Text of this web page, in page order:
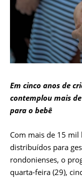
Em cinco anos de
contemplou mais
para o bebê
Com mais de 15 mil
distribuídos para
rondonienses, o
quarta-feira (29),